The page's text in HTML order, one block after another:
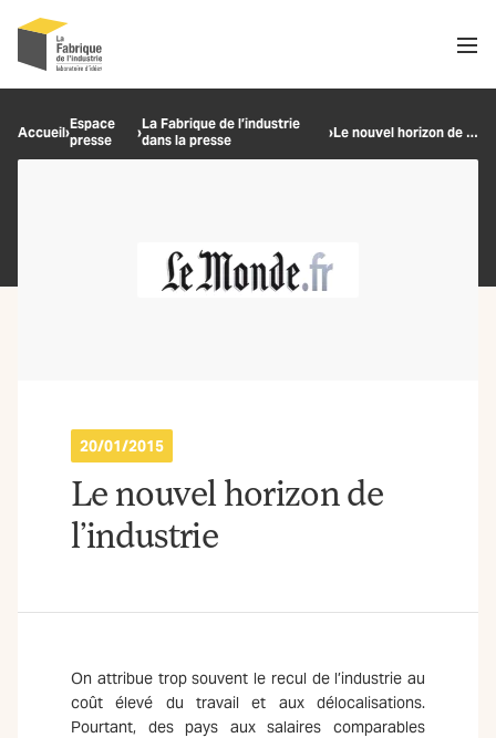
Recherche
Accueil›Espace
presse
›La Fabrique de l’industrie
dans la presse
› Le nouvel horizon de l’industrie
20/01/2015
Le nouvel horizon de
l’industrie
On attribue trop souvent le recul de l’industrie au
coût élevé du travail et aux délocalisations.
Pourtant, des pays aux salaires comparables